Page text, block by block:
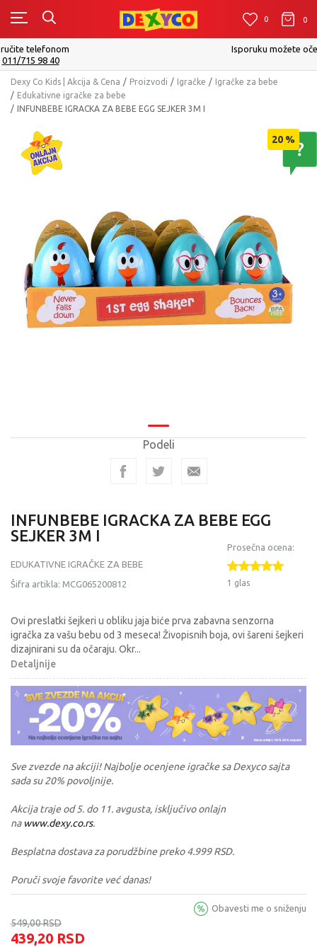
0 0 0
Isporuku možete očekivati u roku od 2 do 4 radna dana!
Dexy Co Kids | Akcija & Cena Proizvodi Igračke
Igračke za bebe
Edukativne igračke za bebe
INFUNBEBE IGRACKA ZA BEBE EGG SEJKER 3M I
20 %
Podeli
INFUNBEBE IGRACKA ZA BEBE EGG
SEJKER 3M I
EDUKATIVNE IGRAČKE ZA BEBE
Šifra artikla: MCG065200812
Prosečna ocena:
1 glas
Ovi preslatki šejkeri u obliku jaja biće prva zabavna senzorna
igračka za vašu bebu od 3 meseca! Živopisnih boja, ovi šareni šejkeri
dizajnirani su da očaraju. Okr...
Detaljnije
Sve zvezde na akciji! Najbolje ocenjene igračke sa Dexyco sajta
sada su 20% povoljnije.
Akcija traje od 5. do 11. avgusta, isključivo onlajn
na www.dexy.co.rs.
Besplatna dostava za porudžbine preko 4.999 RSD.
Poruči svoje favorite već danas!
549,00RSD
439,20 RSD
Obavesti me o sniženju